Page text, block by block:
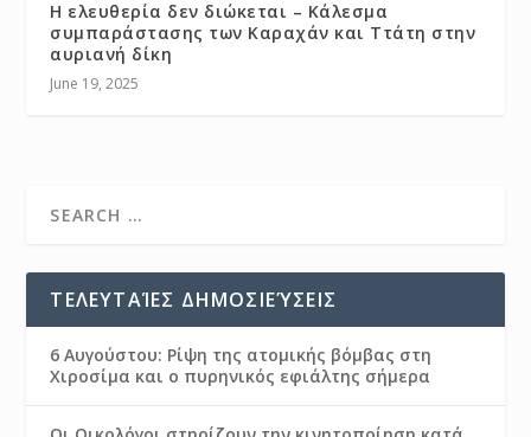
Η ελευθερία δεν διώκεται – Κάλεσμα
συμπαράστασης των Καραχάν και Ττάτη στην
αυριανή δίκη
June 19, 2025
ΤΕΛΕΥΤΑΊΕΣ ΔΗΜΟΣΙΕΎΣΕΙΣ
6 Αυγούστου: Ρίψη της ατομικής βόμβας στη
Χιροσίμα και ο πυρηνικός εφιάλτης σήμερα